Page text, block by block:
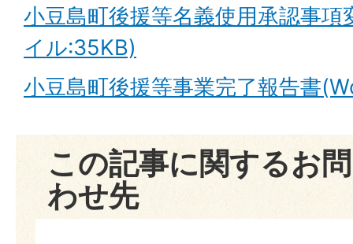
小豆島町後援等名義使用承認事
イル:35KB)
小豆島町後援等事業完了報告書
この記事に関するお
わせ先